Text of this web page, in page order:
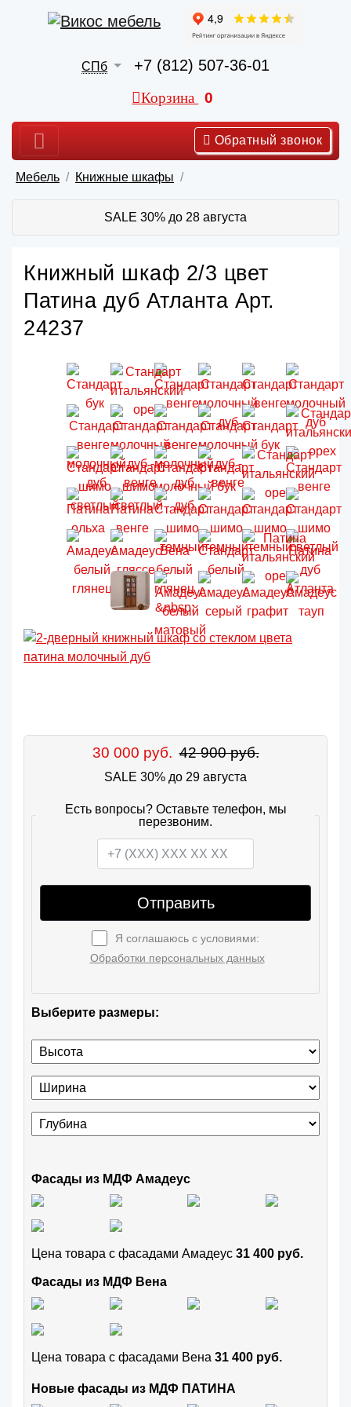
СПб +7 (812) 507-36-01
Корзина 0
Обратный звонок
Мебель Книжные шкафы
SALE 30% до 28 августа
Книжный шкаф 2/3 цвет
Патина дуб Атланта Арт.
24237
30 000 руб. 42 900 руб.
SALE 30% до 29 августа
Есть вопросы? Оставьте телефон, мы
перезвоним.
Отправить
Я соглашаюсь с условиями:
Обработки персональных данных
Выберите размеры:
Фасады из МДФ Амадеус
Цена товара с фасадами Амадеус 31 400 руб.
Фасады из МДФ Вена
Цена товара с фасадами Вена 31 400 руб.
Новые фасады из МДФ ПАТИНА